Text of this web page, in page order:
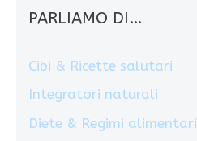
PARLIAMO DI…
Cibi & Ricette salutari
Integratori naturali
Diete & Regimi alimentari